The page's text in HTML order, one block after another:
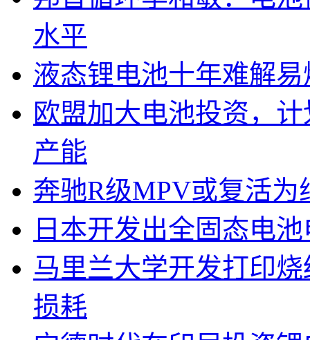
水平
液态锂电池十年难解
欧盟加大电池投资，
产能
奔驰R级MPV或复活为
日本开发出全固态电
马里兰大学开发打印
损耗